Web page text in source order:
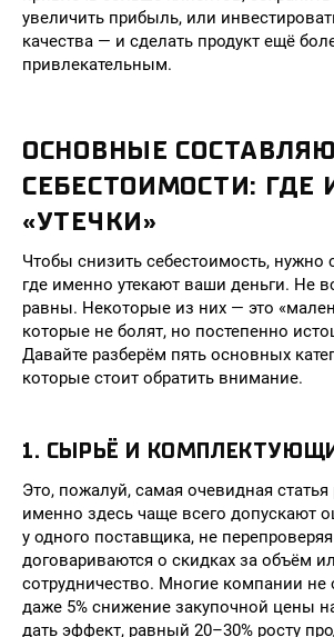
увеличить прибыль, или
качества — и сделать продукт ещё
привлекательным.
ОСНОВНЫЕ
СЕБЕСТОИМОСТИ: ГДЕ
«УТЕЧКИ»
Чтобы снизить себестоимость, нужно
где именно утекают ваши деньги. Не
равны. Некоторые из них — это
которые не болят, но постепенно
Давайте разберём пять основных
которые стоит обратить внимание.
1. СЫРЬЁ И
Это, пожалуй, самая очевидная
именно здесь чаще всего допускают
у одного поставщика, не
договариваются о скидках за объём
сотрудничество. Многие компании не
даже 5% снижение закупочной цены
дать эффект, равный 20–30% росту